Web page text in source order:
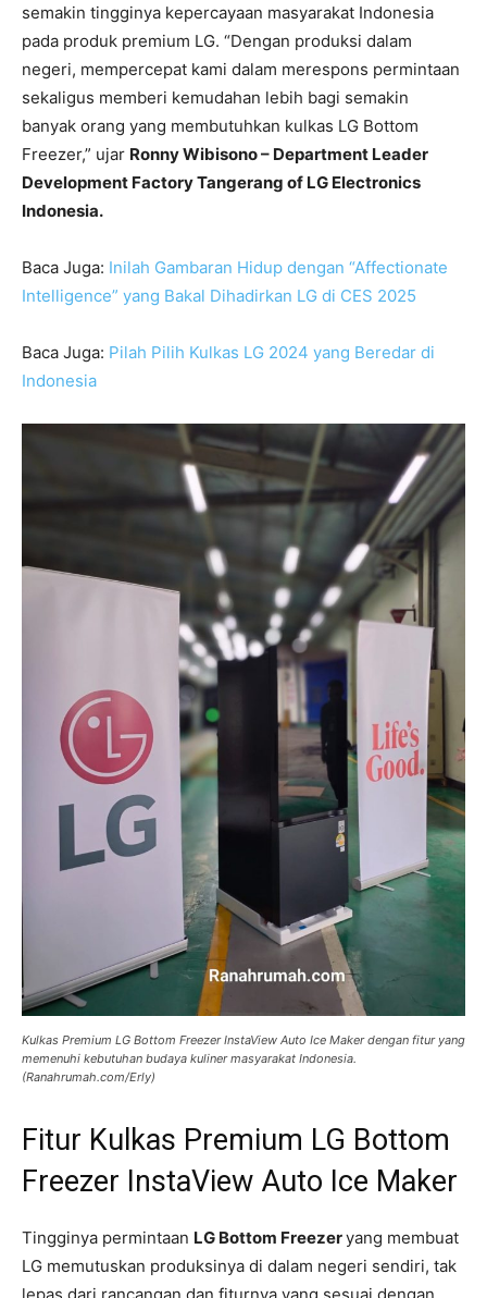
semakin tingginya kepercayaan masyarakat Indonesia
pada produk premium LG. “Dengan produksi dalam
negeri, mempercepat kami dalam merespons permintaan
sekaligus memberi kemudahan lebih bagi semakin
banyak orang yang membutuhkan kulkas LG Bottom
Freezer,” ujar Ronny Wibisono – Department Leader
Development Factory Tangerang of LG Electronics
Indonesia.
Baca Juga: Inilah Gambaran Hidup dengan “Affectionate
Intelligence” yang Bakal Dihadirkan LG di CES 2025
Baca Juga: Pilah Pilih Kulkas LG 2024 yang Beredar di
Indonesia
Kulkas Premium LG Bottom Freezer InstaView Auto Ice Maker dengan fitur yang
memenuhi kebutuhan budaya kuliner masyarakat Indonesia.
(Ranahrumah.com/Erly)
Fitur Kulkas Premium LG Bottom
Freezer InstaView Auto Ice Maker
Tingginya permintaan LG Bottom Freezeryang membuat
LG memutuskan produksinya di dalam negeri sendiri, tak